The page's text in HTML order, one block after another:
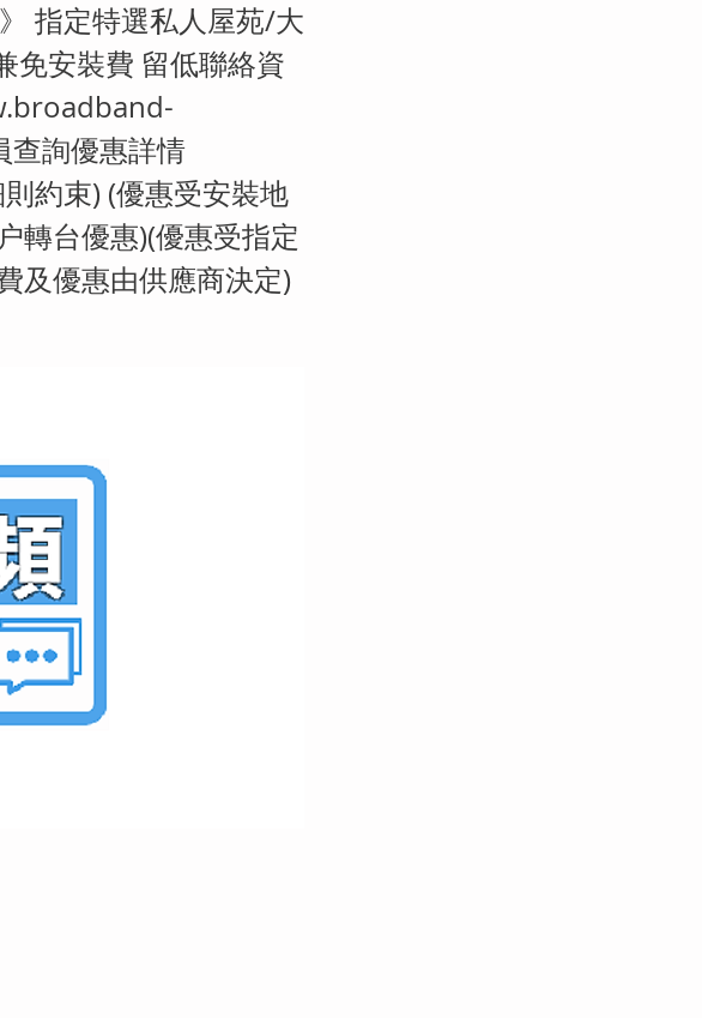
指定特選私人屋苑/大
免安裝費 留低聯絡資
查詢優惠詳情
約束) (優惠受安裝地
轉台優惠)(優惠受指定
及優惠由供應商決定)